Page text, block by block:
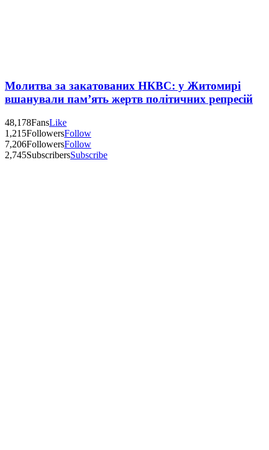
Молитва за закатованих НКВС: у Житомирі
вшанували пам’ять жертв політичних репресій
48,178FansLike
1,215FollowersFollow
7,206FollowersFollow
2,745SubscribersSubscribe